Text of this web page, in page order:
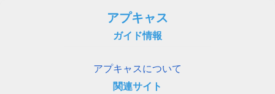
アプキャス
ガイド情報
アプキャスについて
関連サイト